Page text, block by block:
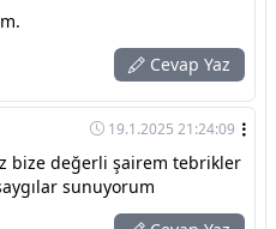
Cevap Yaz
19.1.2025 21:24:09
bize değerli şairem tebrikler
sunuyorum